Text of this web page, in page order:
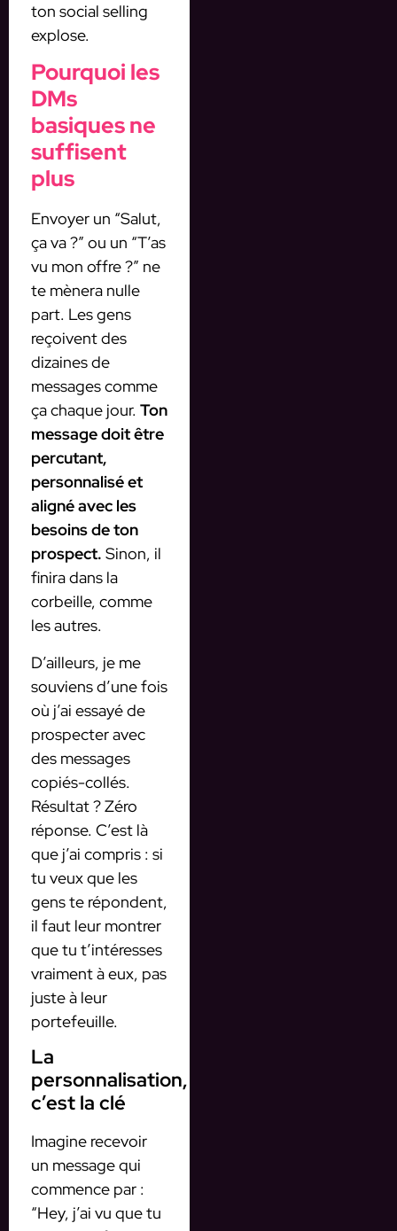
ton social selling
explose.
Pourquoi les
DMs
basiques ne
suffisent
plus
Envoyer un “Salut,
ça va ?” ou un “T’as
vu mon offre ?” ne
te mènera nulle
part. Les gens
reçoivent des
dizaines de
messages comme
ça chaque jour. Ton
message doit être
percutant,
personnalisé et
aligné avec les
besoins de ton
prospect. Sinon, il
finira dans la
corbeille, comme
les autres.
D’ailleurs, je me
souviens d’une fois
où j’ai essayé de
prospecter avec
des messages
copiés-collés.
Résultat ? Zéro
réponse. C’est là
que j’ai compris : si
tu veux que les
gens te répondent,
il faut leur montrer
que tu t’intéresses
vraiment à eux, pas
juste à leur
portefeuille.
La
personnalisation,
c’est la clé
Imagine recevoir
un message qui
commence par :
“Hey, j’ai vu que tu